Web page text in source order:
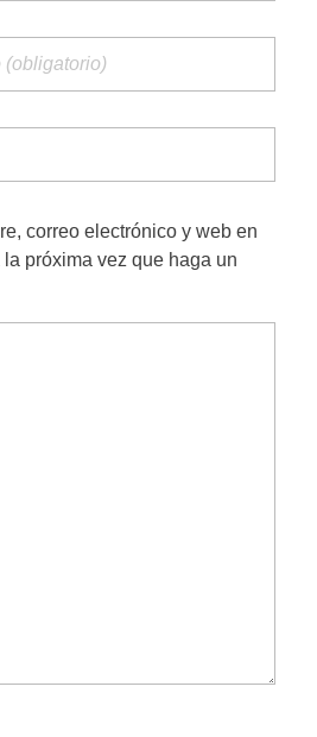
correo electrónico y web en
próxima vez que haga un